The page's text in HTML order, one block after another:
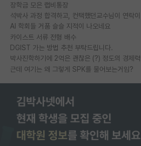
장학금 모은 랩비통장
AI 학회들 거품 슬슬 지적이 나오네요
카이스트 서류 전형 배수
DGIST 가는 방법 추천 부탁드립니다.
근데 여기는 왜 그렇게 SPK를 물어보는거임?